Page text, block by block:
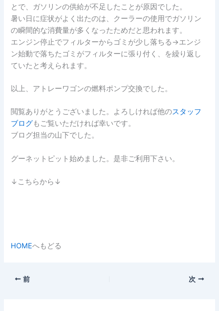
とで、ガソリンの供給が不足したことが原因でした。
暑い日に症状がよく出たのは、クーラーの使用でガソリン
の瞬間的な消費量が多くなったためだと思われます。
エンジン停止でフィルターからゴミが少し落ちる→エンジ
ン始動で落ちたゴミがフィルターに張り付く、を繰り返し
ていたと考えられます。
以上、アトレーワゴンの燃料ポンプ交換でした。
閲覧ありがとうございました。よろしければ他のスタッフ
ブログもご覧いただければ幸いです。
ブログ担当の山下でした。
グーネットピット始めました。是非ご利用下さい。
↓こちらから↓
HOMEへもどる
前 次